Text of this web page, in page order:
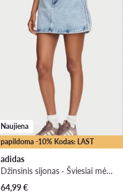
papildoma -10% Kodas: LAST
Naujiena
adidas
Džinsinis sijonas · Šviesiai mėlyna · Mini
64,99€